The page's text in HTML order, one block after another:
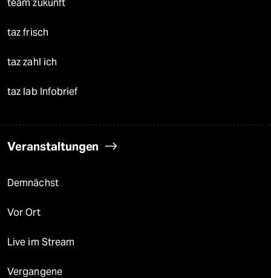
team zukunft
taz frisch
taz zahl ich
taz lab Infobrief
Veranstaltungen
Demnächst
Vor Ort
Live im Stream
Vergangene